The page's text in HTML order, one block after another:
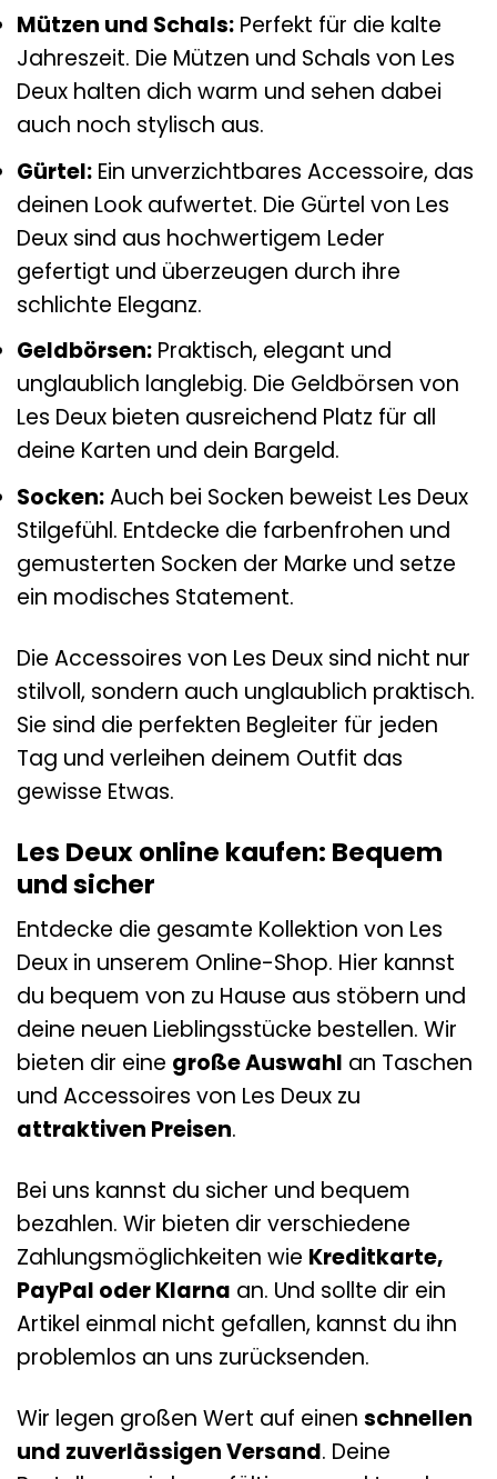
Mützen und Schals: Perfekt für die kalte
Jahreszeit. Die Mützen und Schals von Les
Deux halten dich warm und sehen dabei
auch noch stylisch aus.
Gürtel: Ein unverzichtbares Accessoire, das
deinen Look aufwertet. Die Gürtel von Les
Deux sind aus hochwertigem Leder
gefertigt und überzeugen durch ihre
schlichte Eleganz.
Geldbörsen: Praktisch, elegant und
unglaublich langlebig. Die Geldbörsen von
Les Deux bieten ausreichend Platz für all
deine Karten und dein Bargeld.
Socken:Auch bei Socken beweist Les Deux
Stilgefühl. Entdecke die farbenfrohen und
gemusterten Socken der Marke und setze
ein modisches Statement.
Die Accessoires von Les Deux sind nicht nur
stilvoll, sondern auch unglaublich praktisch.
Sie sind die perfekten Begleiter für jeden
Tag und verleihen deinem Outfit das
gewisse Etwas.
Les Deux online kaufen: Bequem
und sicher
Entdecke die gesamte Kollektion von Les
Deux in unserem Online-Shop. Hier kannst
du bequem von zu Hause aus stöbern und
deine neuen Lieblingsstücke bestellen. Wir
bieten dir eine große Auswahl an Taschen
und Accessoires von Les Deux zu
attraktiven Preisen.
Bei uns kannst du sicher und bequem
bezahlen. Wir bieten dir verschiedene
Zahlungsmöglichkeiten wie Kreditkarte,
PayPal oder Klarna an. Und sollte dir ein
Artikel einmal nicht gefallen, kannst du ihn
problemlos an uns zurücksenden.
Wir legen großen Wert auf einen schnellen
und zuverlässigen Versand. Deine